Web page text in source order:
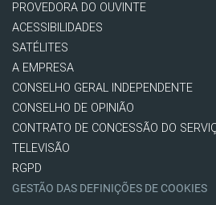
PROVEDORA DO OUVINTE
ACESSIBILIDADES
SATÉLITES
A EMPRESA
CONSELHO GERAL INDEPENDENTE
CONSELHO DE OPINIÃO
CONTRATO DE CONCESSÃO DO
TELEVISÃO
RGPD
GESTÃO DAS DEFINIÇÕES DE COOKIES